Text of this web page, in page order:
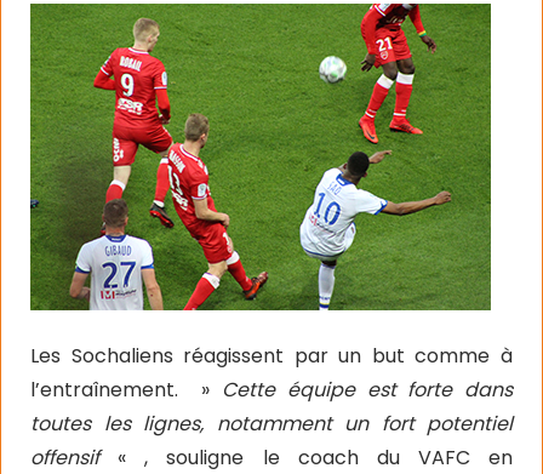
Les Sochaliens réagissent par un but comme à
l’entraînement. » Cette équipe est forte dans
toutes les lignes, notamment un fort potentiel
offensif« , souligne le coach du VAFC en